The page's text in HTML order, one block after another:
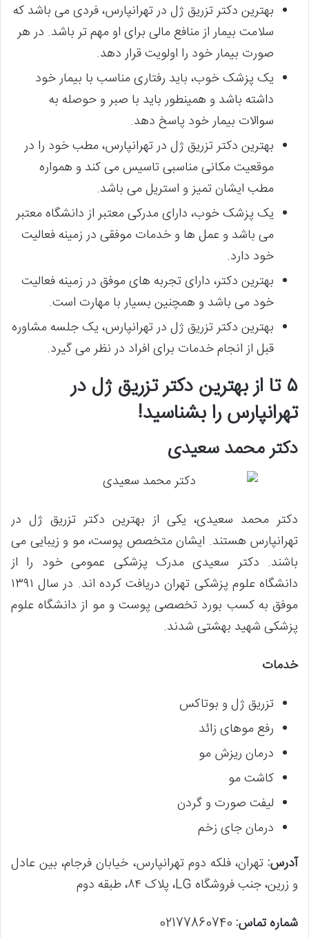
بهترین دکتر تزریق ژل در تهرانپارس، فردی می باشد که
سلامت بیمار از منافع مالی برای او مهم تر باشد. در هر
صورت بیمار خود را اولویت قرار دهد.
یک پزشک خوب، باید رفتاری مناسب با بیمار خود
داشته باشد و همینطور باید با صبر و حوصله به
سوالات بیمار خود پاسخ دهد.
بهترین دکتر تزریق ژل در تهرانپارس، مطب خود را در
موقعیت مکانی مناسبی تاسیس می کند و همواره
مطب ایشان تمیز و استریل می باشد.
یک پزشک خوب، دارای مدرکی معتبر از دانشگاه معتبر
می باشد و عمل ها و خدمات موفقی در زمینه فعالیت
خود دارد.
بهترین دکتر، دارای تجربه های موفق در زمینه فعالیت
خود می باشد و همچنین بسیار با مهارت است.
بهترین دکتر تزریق ژل در تهرانپارس، یک جلسه مشاوره
قبل از انجام خدمات برای افراد در نظر می گیرد.
۵ تا از بهترین دکتر تزریق ژل در
تهرانپارس را بشناسید!
دکتر محمد سعیدی
دکتر محمد سعیدی، یکی از بهترین دکتر تزریق ژل در
تهرانپارس هستند. ایشان متخصص پوست، مو و زیبایی می
باشند. دکتر سعیدی مدرک پزشکی عمومی خود را از
دانشگاه علوم پزشکی تهران دریافت کرده اند. در سال ۱۳۹۱
موفق به کسب بورد تخصصی پوست و مو از دانشگاه علوم
پزشکی شهید بهشتی شدند.
خدمات
تزریق ژل و بوتاکس
رفع موهای زائد
درمان ریزش مو
کاشت مو
لیفت صورت و گردن
درمان جای زخم
آدرس: تهران، فلکه دوم تهرانپارس، خیابان فرجام، بین عادل
و زرین، جنب فروشگاه LG، پلاک ۸۴، طبقه دوم
شماره تماس: